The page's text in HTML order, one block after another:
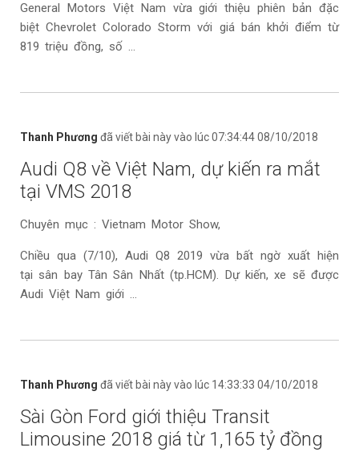
General Motors Việt Nam vừa giới thiệu phiên bản đặc
biệt Chevrolet Colorado Storm với giá bán khởi điểm từ
819 triệu đồng, số ...
Thanh Phương đã viết bài này vào lúc 07:34:44 08/10/2018
Audi Q8 về Việt Nam, dự kiến ra mắt
tại VMS 2018
Chuyên mục : Vietnam Motor Show,
Chiều qua (7/10), Audi Q8 2019 vừa bất ngờ xuất hiện
tại sân bay Tân Sân Nhất (tp.HCM). Dự kiến, xe sẽ được
Audi Việt Nam giới ...
Thanh Phương đã viết bài này vào lúc 14:33:33 04/10/2018
Sài Gòn Ford giới thiệu Transit
Limousine 2018 giá từ 1,165 tỷ đồng